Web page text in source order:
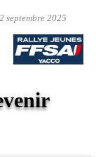
septembre 2025